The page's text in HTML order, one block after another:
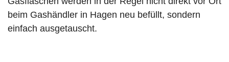
beim Gashändler in Hagen neu befüllt, sondern
einfach ausgetauscht.